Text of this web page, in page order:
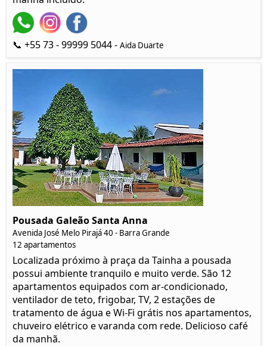
📞 +55 73 - 99999 5044 - Aida Duarte
Pousada Galeão Santa Anna
Avenida José Melo Pirajá 40 - Barra Grande
12 apartamentos
Localizada próximo à praça da Tainha a pousada
possui ambiente tranquilo e muito verde. São 12
apartamentos equipados com ar-condicionado,
ventilador de teto, frigobar, TV, 2 estações de
tratamento de água e Wi-Fi grátis nos apartamentos,
chuveiro elétrico e varanda com rede. Delicioso café
da manhã.